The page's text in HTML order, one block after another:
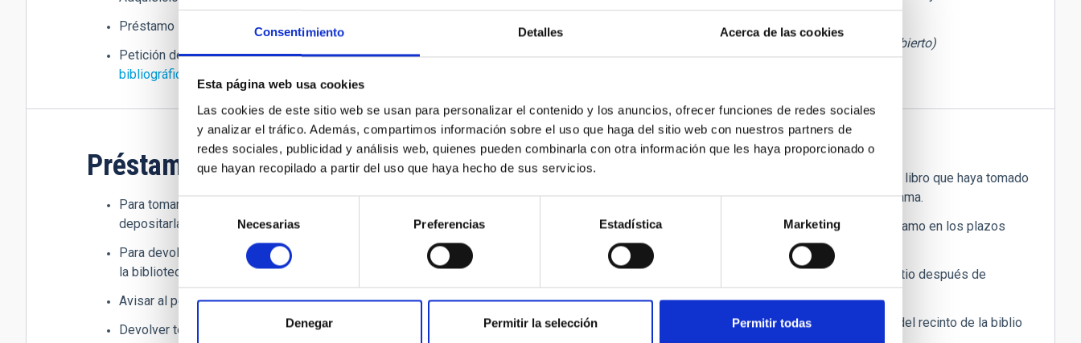
Consentimiento Detalles Acerca de las cookies
Esta página web usa cookies
Las cookies de este sitio web se usan para personalizar el contenido y los anuncios, ofrecer funciones de redes sociales
y analizar el tráfico. Además, compartimos información sobre el uso que haga del sitio web con nuestros partners de
redes sociales, publicidad y análisis web, quienes pueden combinarla con otra información que les haya proporcionado o
que hayan recopilado a partir del uso que haya hecho de sus servicios.
Selección
de
consentimiento
Necesarias Preferencias Estadística Marketing
Denegar Permitir la selección Permitir todas
Préstamo interbibliotecario.
Petición de material bibliográfico: rellenar elformulario de solicitud de material
bibliográfico
autorizados)
(acceso abierto)
Préstamo de libros
Para tomar un libro en préstamo, rellenar la ficha que se encuentra dentro del libro y
depositarla en la caja delante del despacho de los bibliotecarios.
Para devolver un libro tomado en préstamo, entregarlo directamente al personal de
la biblioteca.
Avisar al personal cuando preste a otro usuario un libro que tenía en préstamo.
Devolver todos los libros cuando se ausente del IAC más de 2 meses o definitivamente.
Entregar en 24 horas máximo todo libro que haya tomado
prestado, si el personal se lo reclama.
Contestar a los controles de préstamo en los plazos
Colocar las publicaciones en su sitio después de
No se pueden sacar las revistas del recinto de la biblio